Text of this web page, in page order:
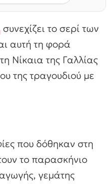
συνεχίζει το σερί των
αυτή τη φορά
Νίκαια της Γαλλίας
της τραγουδιού με
που δόθηκαν στη
το παρασκήνιο
γεμάτης